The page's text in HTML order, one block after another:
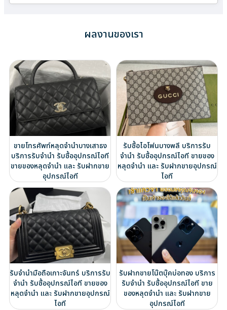
ผลงานของเรา
ขายโทรศัพท์หลุดจำนำบางเสาธง
บริการรับจำนำ รับซื้ออุปกรณ์ไอที
ขายของหลุดจำนำ และ รับฝากขาย
อุปกรณ์ไอที
รับซื้อไอโฟนบางพลี บริการรับ
จำนำ รับซื้ออุปกรณ์ไอที ขายของ
หลุดจำนำ และ รับฝากขายอุปกรณ์
ไอที
รับจำนำมือถือเกาะจันทร์ บริการรับ
จำนำ รับซื้ออุปกรณ์ไอที ขายของ
หลุดจำนำ และ รับฝากขายอุปกรณ์
ไอที
รับฝากขายโน๊ตบุ๊คบ่อทอง บริการ
รับจำนำ รับซื้ออุปกรณ์ไอที ขาย
ของหลุดจำนำ และ รับฝากขาย
อุปกรณ์ไอที